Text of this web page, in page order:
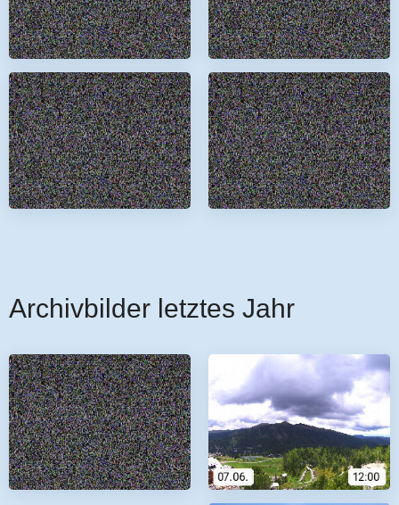
Archivbilder letztes Jahr